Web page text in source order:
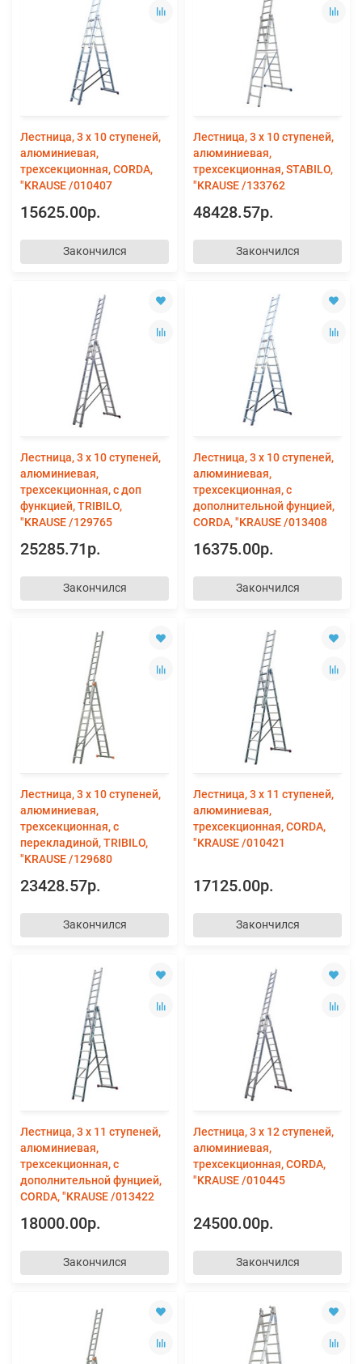
Лестница, 3 х 10 ступеней,
алюминиевая,
трехсекционная, CORDA,
"KRAUSE /010407
15625.00р.
Закончился
Лестница, 3 х 10 ступеней,
алюминиевая,
трехсекционная, STABILO,
"KRAUSE /133762
48428.57р.
Закончился
Лестница, 3 х 10 ступеней,
алюминиевая,
трехсекционная, с доп
функцией, TRIBILO,
"KRAUSE /129765
25285.71р.
Закончился
Лестница, 3 х 10 ступеней,
алюминиевая,
трехсекционная, с
дополнительной фунцией,
CORDA, "KRAUSE /013408
16375.00р.
Закончился
Лестница, 3 х 10 ступеней,
алюминиевая,
трехсекционная, с
перекладиной, TRIBILO,
"KRAUSE /129680
23428.57р.
Закончился
Лестница, 3 х 11 ступеней,
алюминиевая,
трехсекционная, CORDA,
"KRAUSE /010421
17125.00р.
Закончился
Лестница, 3 х 11 ступеней,
алюминиевая,
трехсекционная, с
дополнительной фунцией,
CORDA, "KRAUSE /013422
18000.00р.
Закончился
Лестница, 3 х 12 ступеней,
алюминиевая,
трехсекционная, CORDA,
"KRAUSE /010445
24500.00р.
Закончился